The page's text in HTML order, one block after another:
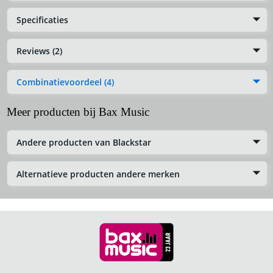
Specificaties
Reviews (2)
Combinatievoordeel (4)
Meer producten bij Bax Music
Andere producten van Blackstar
Alternatieve producten andere merken